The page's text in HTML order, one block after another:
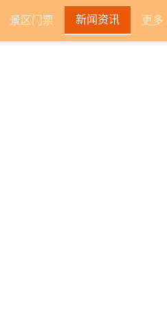
景区门票 新闻资讯 更多